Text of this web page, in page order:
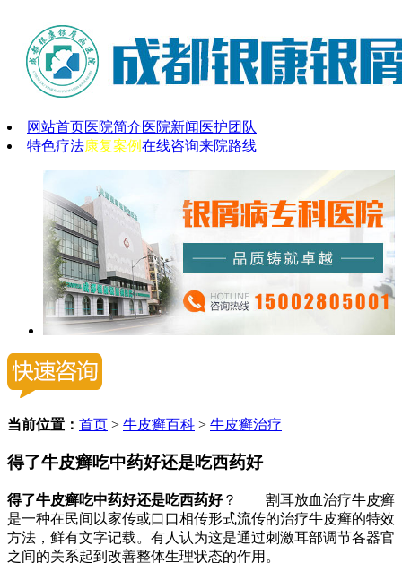
网站首页医院简介医院新闻 医护团队
特色疗法康复案例在线咨询来院路线
当前位置： 首页 > 牛皮癣百科 > 牛皮癣治疗
得了牛皮癣吃中药好还是吃西药好
得了牛皮癣吃中药好还是吃西药好？ 割耳放血治疗牛皮癣
是一种在民间以家传或口口相传形式流传的治疗牛皮癣的特效
方法，鲜有文字记载。有人认为这是通过刺激耳部调节各器官
之间的关系起到改善整体生理状态的作用。